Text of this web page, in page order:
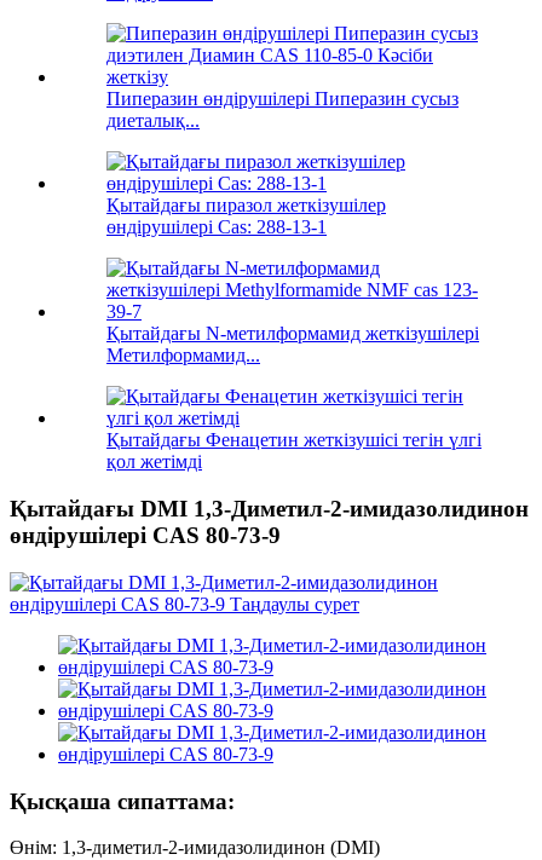
Пиперазин өндірушілері Пиперазин сусыз
диеталық...
Қытайдағы пиразол жеткізушілер
өндірушілері Cas: 288-13-1
Қытайдағы N-метилформамид жеткізушілері
Метилформамид...
Қытайдағы Фенацетин жеткізушісі тегін үлгі
қол жетімді
Қытайдағы DMI 1,3-Диметил-2-имидазолидинон
өндірушілері CAS 80-73-9
Қысқаша сипаттама:
Өнім: 1,3-диметил-2-имидазолидинон (DMI)